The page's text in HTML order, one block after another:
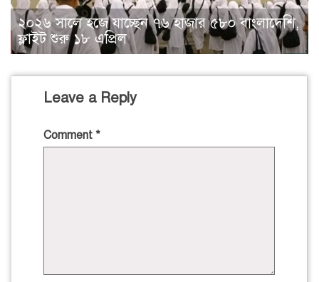
২০২৬ সালে হজে যাচ্ছেন ৭৬ হাজার ৫৮০ বাংলাদেশি,
ফ্লাইট শুরু ১৮ এপ্রিল
Leave a Reply
Comment *